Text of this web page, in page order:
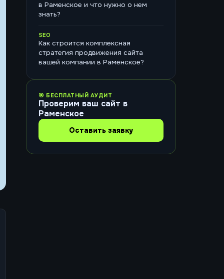
в Раменское и что нужно о нем
знать?
SEO
Как строится комплексная
стратегия продвижения сайта
вашей компании в Раменское?
🎯 БЕСПЛАТНЫЙ АУДИТ
Проверим ваш сайт в
Раменское
Оставить заявку